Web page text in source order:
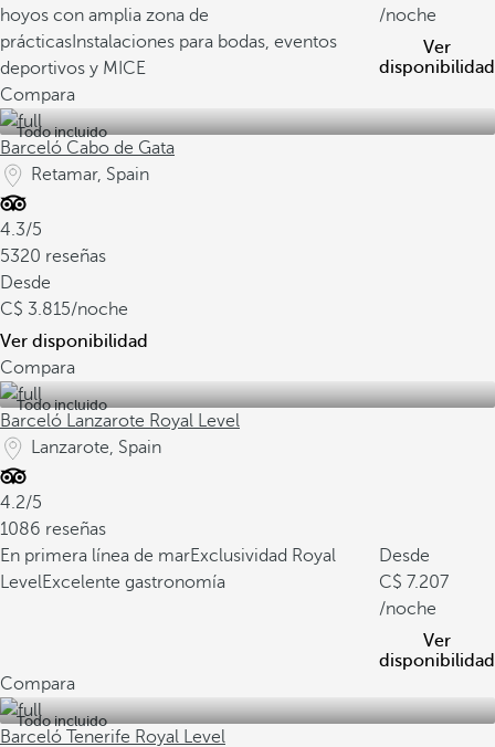
hoyos con amplia zona de
prácticas Instalaciones para bodas, eventos
deportivos y MICE
/noche
Ver
disponibilidad
Compara
Todo incluido
Barceló Cabo de Gata
Retamar, Spain
4.3/5
5320 reseñas
Desde
3.815/noche
Ver disponibilidad
Compara
Todo incluido
Barceló Lanzarote Royal Level
Lanzarote, Spain
4.2/5
1086 reseñas
En primera línea de marExclusividad Royal
LevelExcelente gastronomía
Desde
7.207
/noche
Ver
disponibilidad
Compara
Todo incluido
Barceló Tenerife Royal Level